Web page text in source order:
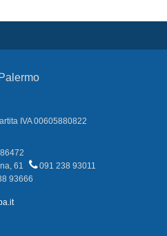
IVA 00605880822
61
091 238 93011
93666